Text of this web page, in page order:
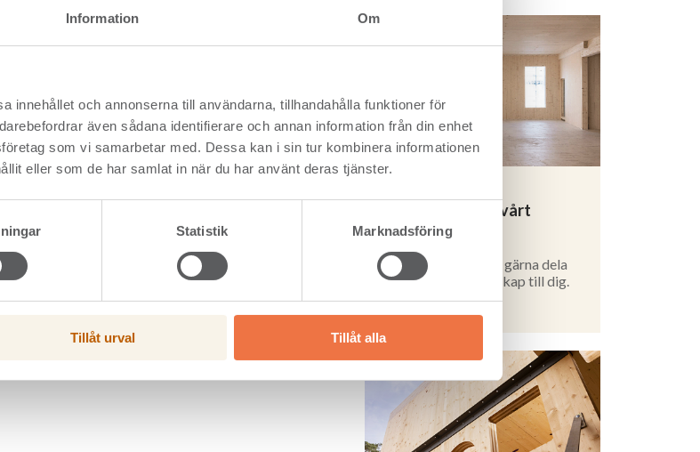
Information Om
innehållet och annonserna till användarna, tillhandahålla funktioner för
även sådana identifierare och annan information från din enhet
som vi samarbetar med. Dessa kan i sin tur kombinera informationen
eller som de har samlat in när du har använt deras tjänster.
Statistik Marknadsföring
Tillåt urval Tillåt alla
med känsla, även vid industriell
inom träkonstruktion och många års erfarenhet
ser fram mot att driva arbetet för VBC, som med en
i USA med prefabricerade trämoduler.
trendigt, men det är bara ett annat namn för exakt
också är en passion. Det är väldigt roligt att vara
och ett material som jag behärskar. Etiketten
långt hemifrån.
Prenumerera på vårt
nyhetsbrev
Vi älskar trä och vill gärna dela
med oss av vår kunskap till dig.
Läs mer